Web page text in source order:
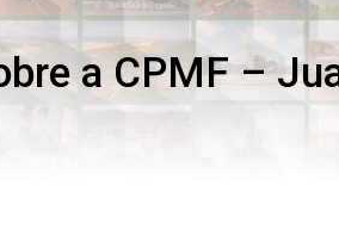
a CPMF –